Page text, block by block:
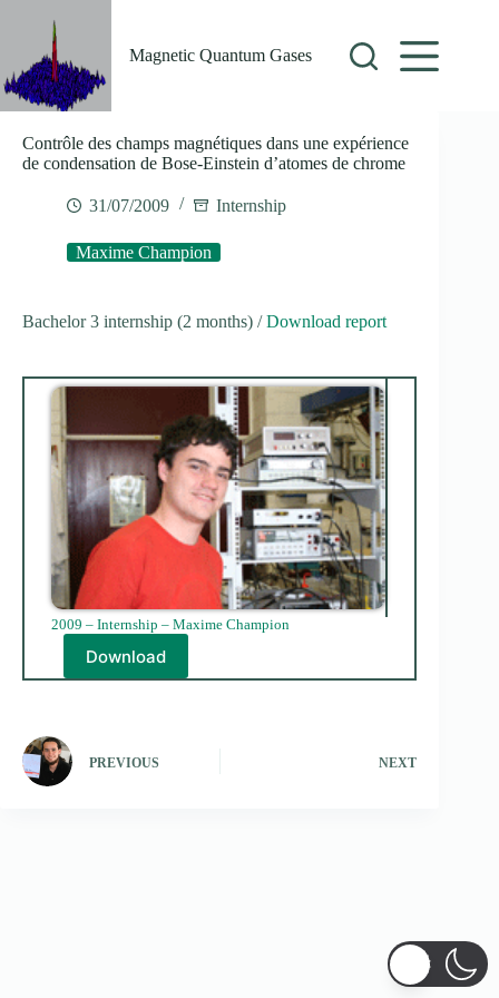
Magnetic Quantum Gases
Contrôle des champs magnétiques dans une expérience
de condensation de Bose-Einstein d’atomes de chrome
31/07/2009 Internship
Maxime Champion
Bachelor 3 internship (2 months) /Download report
2009 – Internship – Maxime Champion
Download
PREVIOUS NEXT